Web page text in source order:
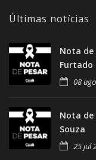
Últimas notícias
Nota de
Furtado
08
Nota de
Souza
25 jul